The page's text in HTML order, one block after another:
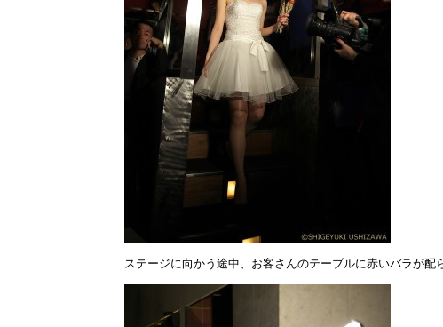
ステージに向かう途中、お客さんのテーブルに赤いバラが配